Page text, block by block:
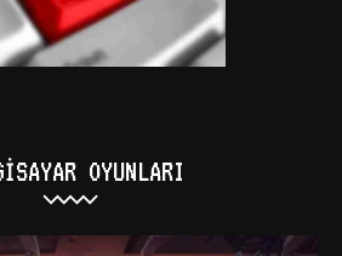
OYUNLARI